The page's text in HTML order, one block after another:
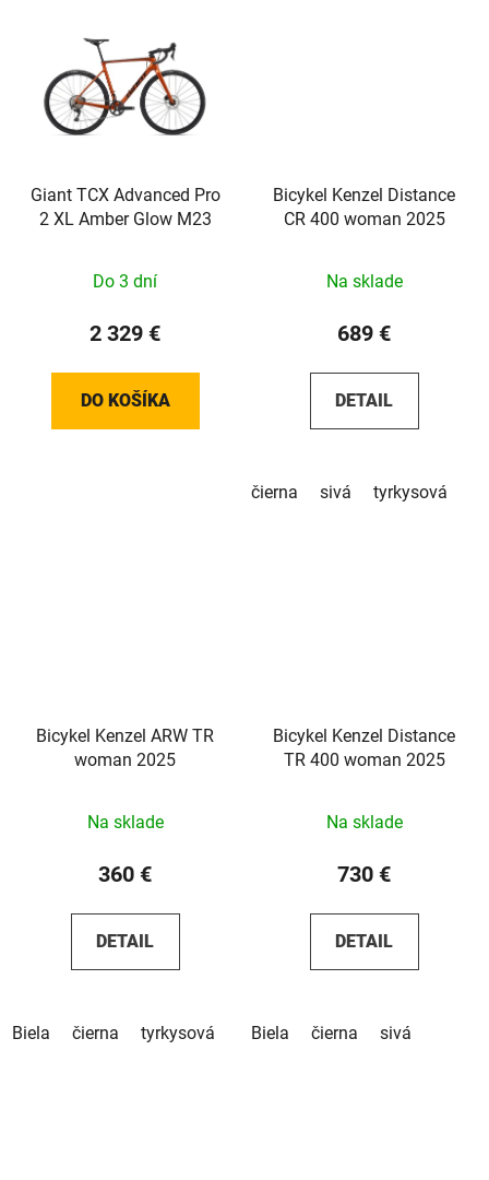
Giant TCX Advanced Pro
2 XL Amber Glow M23
Do 3 dní
2 329 €
DO KOŠÍKA
Bicykel Kenzel Distance
CR 400 woman 2025
Na sklade
689 €
DETAIL
čierna sivá tyrkysová
Bicykel Kenzel ARW TR
woman 2025
Na sklade
360 €
DETAIL
Biela čierna tyrkysová
Bicykel Kenzel Distance
TR 400 woman 2025
Na sklade
730 €
DETAIL
Biela čierna sivá